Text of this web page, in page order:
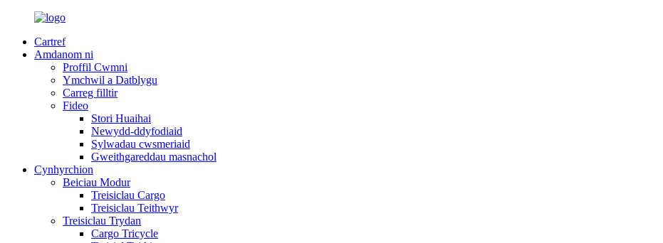
Cartref
Amdanom ni
Proffil Cwmni
Ymchwil a Datblygu
Carreg filltir
Fideo
Stori Huaihai
Newydd-ddyfodiaid
Sylwadau cwsmeriaid
Gweithgareddau masnachol
Cynhyrchion
Beiciau Modur
Treisiclau Cargo
Treisiclau Teithwyr
Treisiclau Trydan
Cargo Tricycle